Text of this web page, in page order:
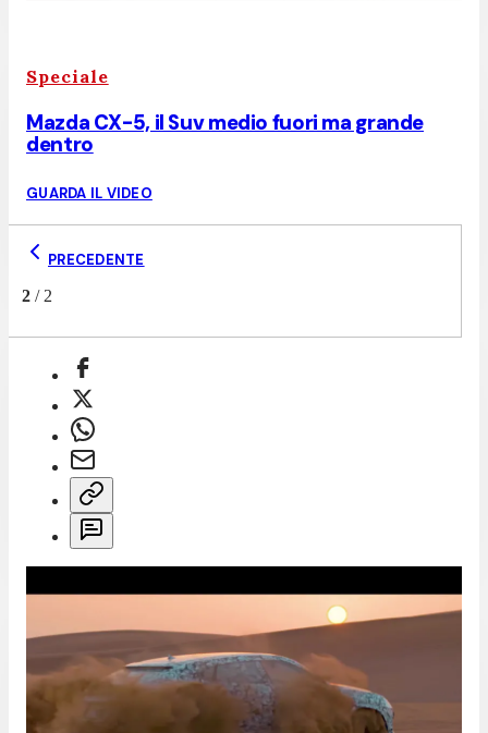
Speciale
Mazda CX-5, il Suv medio fuori ma grande
dentro
GUARDA IL VIDEO
PRECEDENTE
2 / 2